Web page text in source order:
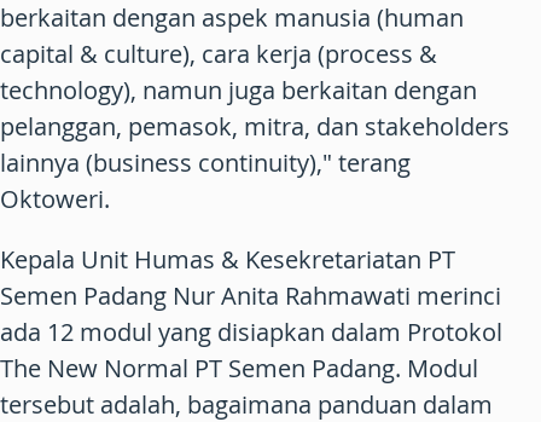
berkaitan dengan aspek manusia (human
capital & culture), cara kerja (process &
technology), namun juga berkaitan dengan
pelanggan, pemasok, mitra, dan stakeholders
lainnya (business continuity)," terang
Oktoweri.
Kepala Unit Humas & Kesekretariatan PT
Semen Padang Nur Anita Rahmawati merinci
ada 12 modul yang disiapkan dalam Protokol
The New Normal PT Semen Padang. Modul
tersebut adalah, bagaimana panduan dalam